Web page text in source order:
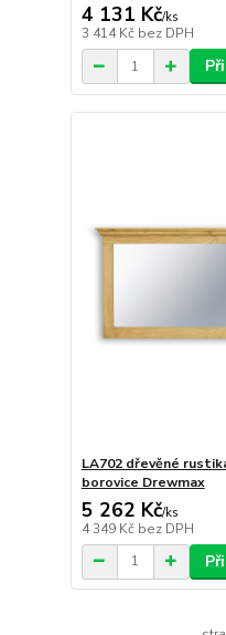
4 131 Kč/ks
3 414 Kč bez DPH
LA702 dřevěné
borovice Drewmax
5 262 Kč/ks
4 349 Kč bez DPH